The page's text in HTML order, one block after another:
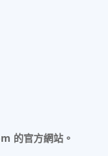
的官方網站。